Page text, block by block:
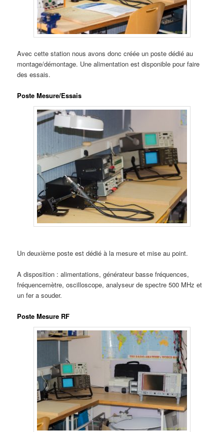
Avec cette station nous avons donc créée un poste dédié au
montage/démontage. Une alimentation est disponible pour faire
des essais.
Poste Mesure/Essais
Un deuxième poste est dédié à la mesure et mise au point.
A disposition : alimentations, générateur basse fréquences,
fréquencemètre, oscilloscope, analyseur de spectre 500 MHz et
un fer a souder.
Poste Mesure RF